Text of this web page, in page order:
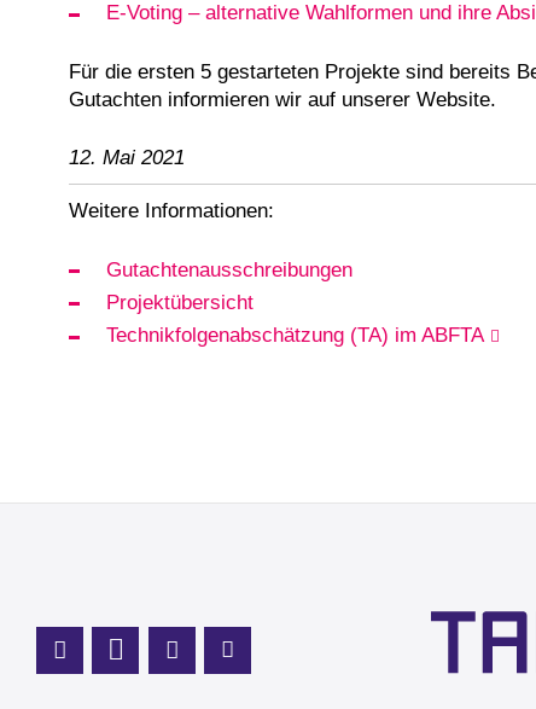
E-Voting – alternative Wahlformen und ihre
Für die ersten 5 gestarteten Projekte sind bereits
Gutachten informieren wir auf unserer Website.
12. Mai 2021
Weitere Informationen:
Gutachtenausschreibungen
Projektübersicht
Technikfolgenabschätzung (TA) im ABFTA
Profil Mastodon
LinkedIn Profil
Instagram Profil
Youtube Profil